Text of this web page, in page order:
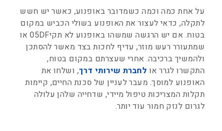
על אחת כמה וכמה כשמדובר באופנוע, כאשר יש חשש
לתקלה, כדאי לעצור את האופנוע בשולי הכביש במקום
בטוח. אם יש הרגשה שמשהו באופנוע לא תקי05DF או
שמתעורר רעש מוזר, עדיף לחכות בצד מאשר להסתכן
ולהמשיך ברכיבה. אחרי שעצרתם במקום בטוח,
התקשרו לגרר או לחברת שירותי דרך, ושלחו את
האופנוע למוסך. מעבר לעניין של סכנת החיים, קיימות
תקלות המצריכות טיפול מיידי, שדחייה שלהן עלולה
לגרום לנזק חמור עוד יותר.